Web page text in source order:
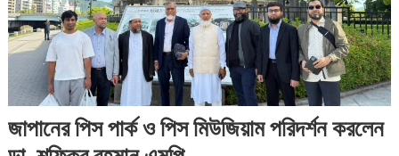
জাপানের পিস পার্ক ও পিস মিউজিয়াম পরিদর্শন করলেন